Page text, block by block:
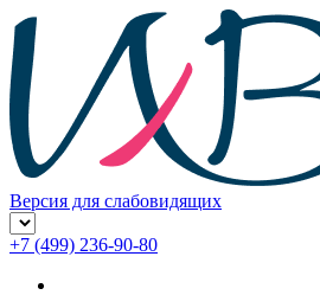
Версия для слабовидящих
+7 (499) 236-90-80